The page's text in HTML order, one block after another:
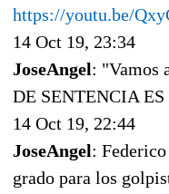
https://youtu.be/
14 Oct 19, 23:34
JoseAngel: "Vamos
DE SENTENCIA ES
14 Oct 19, 22:44
JoseAngel:
grado para los